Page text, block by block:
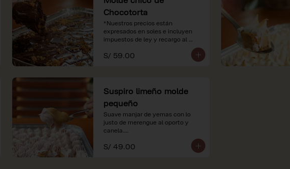
Chocotorta
*Nuestros precios están
expresados en soles e incluyen
impuestos de ley y recargo al
S/ 59.00
Suspiro limeño molde
pequeño
Suave manjar de yemas con lo
justo de merengue al oporto y
canela.
*Nuestros precios están
S/ 49.00